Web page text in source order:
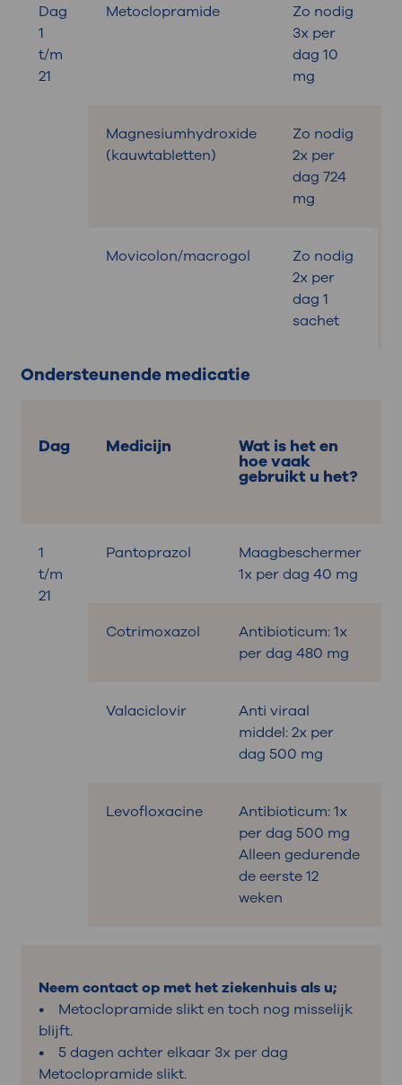
Dag
1
t/m
21
Metoclopramide
Zo nodig
3x per
dag 10
mg
Magnesiumhydroxide
(kauwtabletten)
Zo nodig
2x per
dag 724
mg
Movicolon/macrogol
Zo nodig
2x per
dag 1
sachet
Ondersteunende medicatie
Dag Medicijn Wat is het en
hoe vaak
gebruikt u het?
1
t/m
21
Pantoprazol
Maagbeschermer
1x per dag 40 mg
Cotrimoxazol
Antibioticum: 1x
per dag 480 mg
Valaciclovir
Anti viraal
middel: 2x per
dag 500 mg
Levofloxacine
Antibioticum: 1x
per dag 500 mg
Alleen gedurende
de eerste 12
weken
Neem contact op met het ziekenhuis als u;
• Metoclopramide slikt en toch nog misselijk
blijft.
• 5 dagen achter elkaar 3x per dag
Metoclopramide slikt.